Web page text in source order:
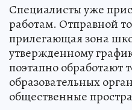
Специалисты уже
работам. Отправной
прилегающая зона
утвержденному
поэтапно обработают
образовательных
общественные